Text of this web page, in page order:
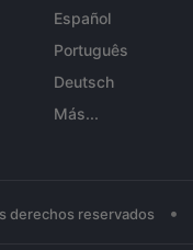
Español
Português
Deutsch
Más...
derechos reservados •